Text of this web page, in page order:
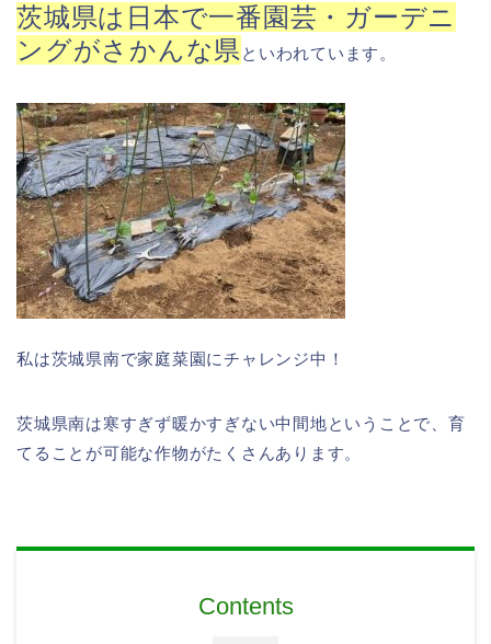
茨城県は日本で一番園芸・ガーデニ
ングがさかんな県 といわれています。
私は茨城県南で家庭菜園にチャレンジ中！
茨城県南は寒すぎず暖かすぎない中間地ということで、育
てることが可能な作物がたくさんあります。
Contents